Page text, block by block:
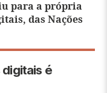
para a própria
das Nações
é